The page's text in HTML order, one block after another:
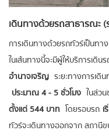
เดินทางด้วยรถสาธารณะ
การเดินทางด้วยรถทัวร์เป็นท
ในเส้นทางนี้จะมีผู้ให้บริการเดิน
อำนาจเจริญ ระยะทางการเดิ
ประมาณ 4 - 5 ชั่วโมง ในส่ว
ตั้งแต่ 544 บาท โดยรอบรถ
ทัวร์จะเดินทางออกจาก สถานี